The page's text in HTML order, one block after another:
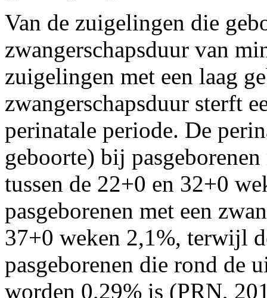
Van de zuigelingen die
zwangerschapsduur van
zuigelingen met een laag
zwangerschapsduur sterft
perinatale periode. De
geboorte) bij
tussen de 22+0 en 32+0
pasgeborenen met een
37+0 weken 2,1%, terwijl
pasgeborenen die rond de
worden 0,29% is (PRN,